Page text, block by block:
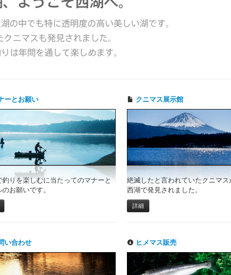
ーとお願い
釣りを楽しむに当たってのマナーと
のお願いです。
クニマス展示館
絶滅したと言われていたクニマ
西湖で発見されました。
詳細
い合わせ ヒメマス販売